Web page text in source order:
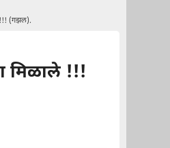
!!! (गझल).
मिळाले !!!